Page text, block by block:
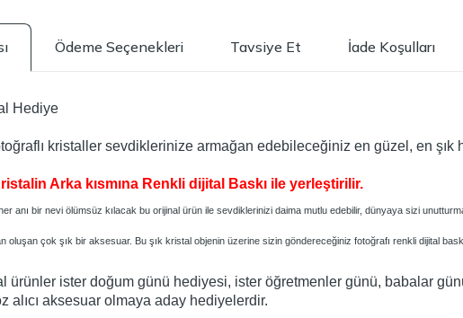
Ödeme Seçenekleri Tavsiye Et İade Koşulları
Hediye
kristaller sevdiklerinize armağan edebileceğiniz en güzel, en şık
Arka kısmına Renkli dijital Baskı ile yerleştirilir.
anı bir nevi ölümsüz kılacak bu orijinal ürün ile sevdiklerinizi daima mutlu edebilir, dünyaya sizi
oluşan çok şık bir aksesuar. Bu şık kristal objenin üzerine sizin göndereceğiniz fotoğrafı renkli dijital
ürünler ister doğum günü hediyesi, ister öğretmenler günü, babalar
alıcı aksesuar olmaya aday hediyelerdir.